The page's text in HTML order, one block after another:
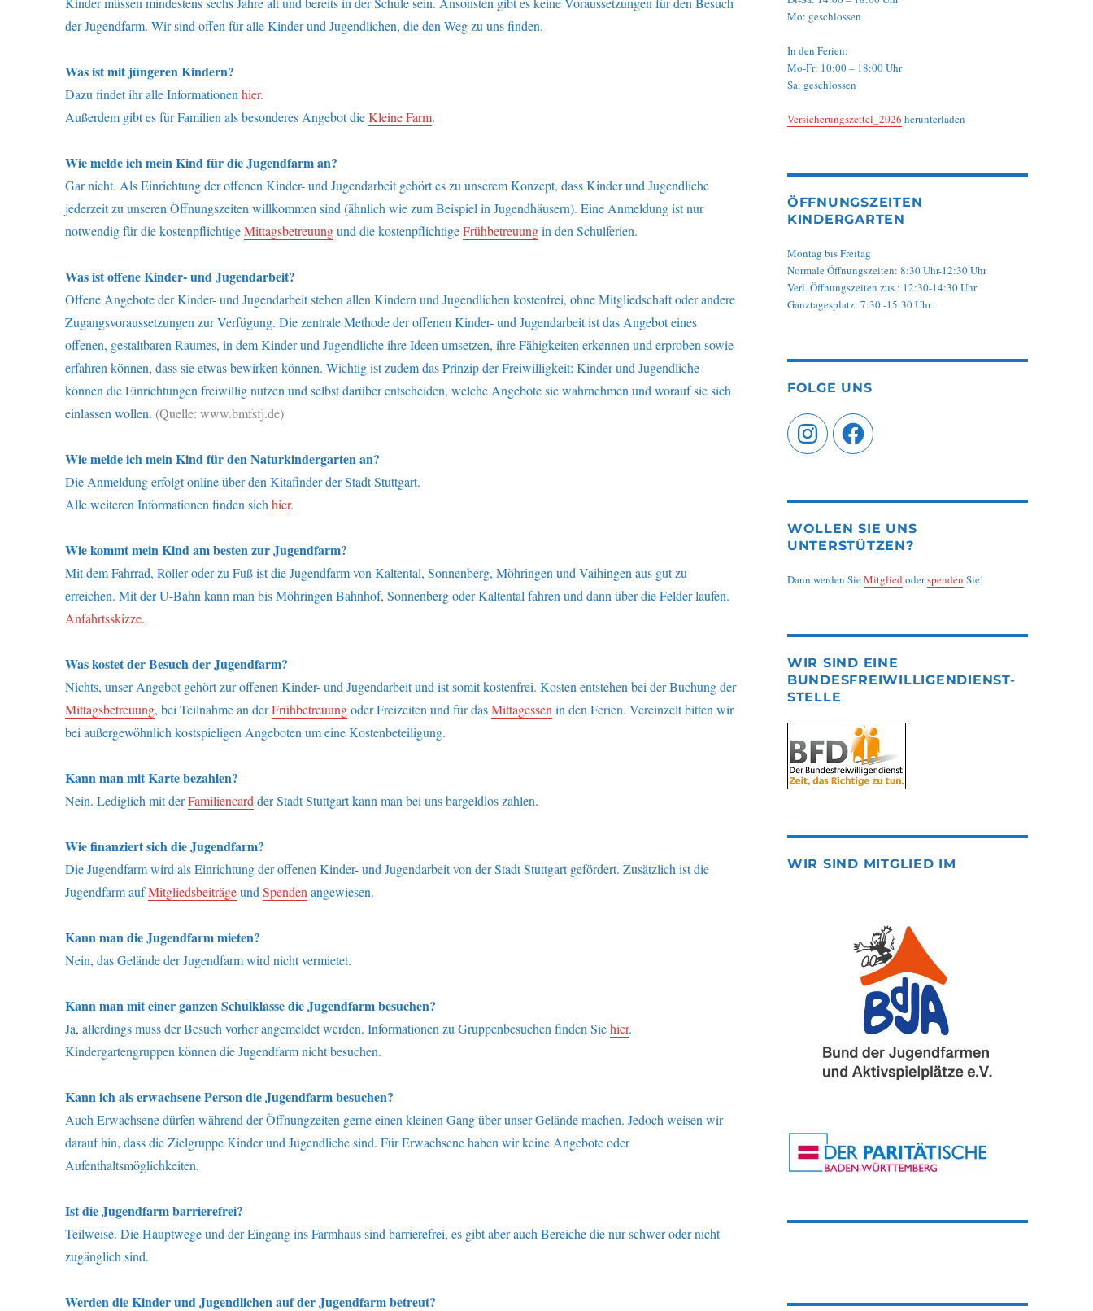
der Jugendfarm. Wir sind offen für alle Kinder und Jugendlichen, die den Weg zu uns finden.
Was ist mit jüngeren Kindern?
Dazu findet ihr alle Informationenhier.
Außerdem gibt es für Familien als besonderes Angebot dieKleine Farm.
Wie melde ich mein Kind für die Jugendfarm an?
Gar nicht. Als Einrichtung der offenen Kinder- und Jugendarbeit gehört es zu unserem Konzept, dass Kinder und Jugendliche
jederzeit zu unseren Öffnungszeiten willkommen sind (ähnlich wie zum Beispiel in Jugendhäusern). Eine Anmeldung ist nur
notwendig für die kostenpflichtigeMittagsbetreuungund die kostenpflichtigeFrühbetreuungin den Schulferien.
Was ist offene Kinder- und Jugendarbeit?
Offene Angebote der Kinder- und Jugendarbeit stehen allen Kindern und Jugendlichen kostenfrei, ohne Mitgliedschaft oder andere
Zugangsvoraussetzungen zur Verfügung. Die zentrale Methode der offenen Kinder- und Jugendarbeit ist das Angebot eines
offenen, gestaltbaren Raumes, in dem Kinder und Jugendliche ihre Ideen umsetzen, ihre Fähigkeiten erkennen und erproben sowie
erfahren können, dass sie etwas bewirken können. Wichtig ist zudem das Prinzip der Freiwilligkeit: Kinder und Jugendliche
können die Einrichtungen freiwillig nutzen und selbst darüber entscheiden, welche Angebote sie wahrnehmen und worauf sie sich
einlassen wollen. (Quelle: www.bmfsfj.de)
Wie melde ich mein Kind für den Naturkindergarten an?
Die Anmeldung erfolgt online über den Kitafinder der Stadt Stuttgart.
Alle weiteren Informationen finden sichhier.
Wie kommt mein Kind am besten zur Jugendfarm?
Mit dem Fahrrad, Roller oder zu Fuß ist die Jugendfarm von Kaltental, Sonnenberg, Möhringen und Vaihingen aus gut zu
erreichen. Mit der U-Bahn kann man bis Möhringen Bahnhof, Sonnenberg oder Kaltental fahren und dann über die Felder laufen.
Anfahrtsskizze.
Was kostet der Besuch der Jugendfarm?
Nichts, unser Angebot gehört zur offenen Kinder- und Jugendarbeit und ist somit kostenfrei. Kosten entstehen bei der Buchung der
Mittagsbetreuung, bei Teilnahme an derFrühbetreuungoder Freizeiten und für dasMittagessen in den Ferien. Vereinzelt bitten wir
bei außergewöhnlich kostspieligen Angeboten um eine Kostenbeteiligung.
Kann man mit Karte bezahlen?
Nein. Lediglich mit derFamiliencard der Stadt Stuttgart kann man bei uns bargeldlos zahlen.
Wie finanziert sich die Jugendfarm?
Die Jugendfarm wird als Einrichtung der offenen Kinder- und Jugendarbeit von der Stadt Stuttgart gefördert. Zusätzlich ist die
Jugendfarm aufMitgliedsbeiträgeundSpenden angewiesen.
Kann man die Jugendfarm mieten?
Nein, das Gelände der Jugendfarm wird nicht vermietet.
Kann man mit einer ganzen Schulklasse die Jugendfarm besuchen?
Ja, allerdings muss der Besuch vorher angemeldet werden. Informationen zu Gruppenbesuchen finden Siehier.
Kindergartengruppen können die Jugendfarm nicht besuchen.
Kann ich als erwachsene Person die Jugendfarm besuchen?
Auch Erwachsene dürfen während der Öffnungzeiten gerne einen kleinen Gang über unser Gelände machen. Jedoch weisen wir
darauf hin, dass die Zielgruppe Kinder und Jugendliche sind. Für Erwachsene haben wir keine Angebote oder
Aufenthaltsmöglichkeiten.
Ist die Jugendfarm barrierefrei?
Teilweise. Die Hauptwege und der Eingang ins Farmhaus sind barrierefrei, es gibt aber auch Bereiche die nur schwer oder nicht
zugänglich sind.
Werden die Kinder und Jugendlichen auf der Jugendfarm betreut?
Mo: geschlossen
In den Ferien:
Mo-Fr: 10:00 – 18:00 Uhr
Sa: geschlossen
Versicherungszettel_2026 herunterladen
ÖFFNUNGSZEITEN
KINDERGARTEN
Montag bis Freitag
Normale Öffnungszeiten: 8:30 Uhr-12:30 Uhr
Verl. Öffnungszeiten zus.: 12:30-14:30 Uhr
Ganztagesplatz: 7:30 -15:30 Uhr
FOLGE UNS
InstagramFacebook
WOLLEN SIE UNS
UNTERSTÜTZEN?
Dann werden SieMitglied oderspenden Sie!
WIR SIND EINE
BUNDESFREIWILLIGENDIENST-
STELLE
WIR SIND MITGLIED IM